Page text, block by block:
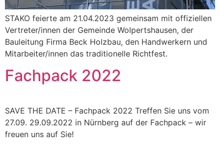
STAKO feierte am 21.04.2023 gemeinsam mit offiziellen
Vertreter/innen der Gemeinde Wolpertshausen, der
Bauleitung Firma Beck Holzbau, den Handwerkern und
Mitarbeiter/innen das traditionelle Richtfest.
Fachpack 2022
SAVE THE DATE – Fachpack 2022 Treffen Sie uns vom
27.09. 29.09.2022 in Nürnberg auf der Fachpack – wir
freuen uns auf Sie!